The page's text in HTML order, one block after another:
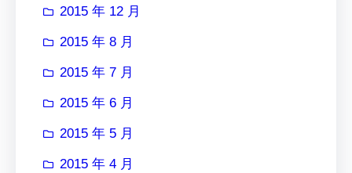
2015 年 12 月
2015 年 8 月
2015 年 7 月
2015 年 6 月
2015 年 5 月
2015 年 4 月